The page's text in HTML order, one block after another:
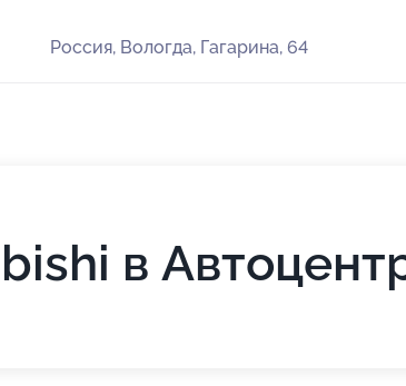
Россия, Вологда, Гагарина, 64
в